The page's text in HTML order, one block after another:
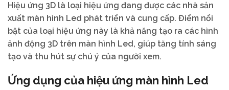
Hiệu ứng 3D là loại hiệu ứng đang được các nhà sản
xuất màn hình Led phát triển và cung cấp. Điểm nổi
bật của loại hiệu ứng này là khả năng tạo ra các hình
ảnh động 3D trên màn hình Led, giúp tăng tính sáng
tạo và thu hút sự chú ý của người xem.
Ứng dụng của hiệu ứng màn hình Led